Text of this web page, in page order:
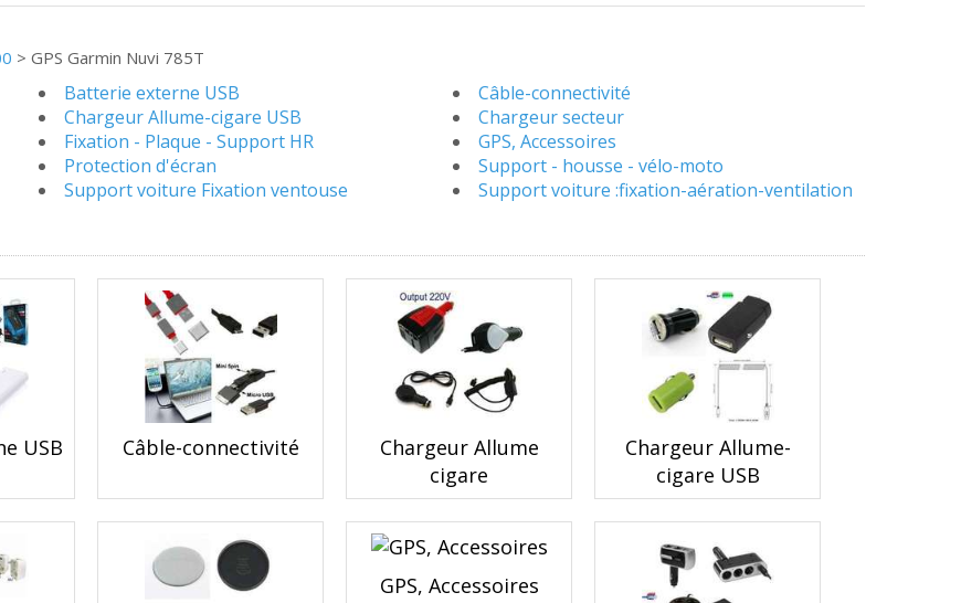
> GPS Garmin Nuvi 785T
Batterie externe USB
Câble-connectivité
Chargeur Allume-cigare USB
Chargeur secteur
Fixation - Plaque - Support HR
GPS, Accessoires
Protection d'écran
Support - housse - vélo-moto
Support voiture Fixation ventouse
Support voiture :fixation-aération-ventilation
USB Câble-connectivité
Chargeur Allume
cigare
Chargeur Allume-
cigare USB
GPS, Accessoires